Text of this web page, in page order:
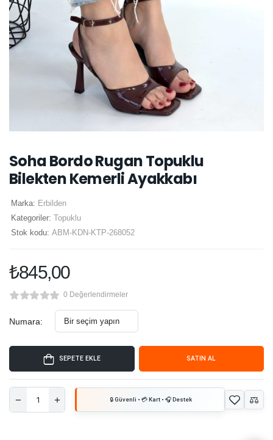
Soha Bordo Rugan Topuklu
Bilekten Kemerli Ayakkabı
Marka: Erbilden
Kategoriler: Topuklu
Stok kodu: ABM-KDN-KTP-268052
₺845,00
0 Değerlendirmeler
Numara:
SEPETE EKLE SATIN AL